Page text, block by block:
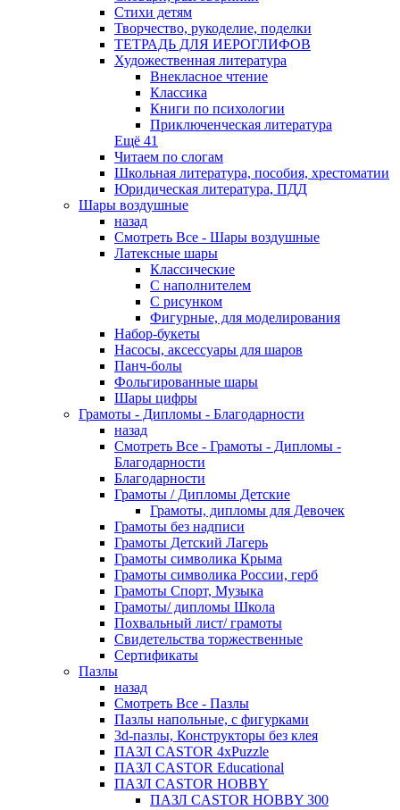
Стихи детям
Творчество, рукоделие, поделки
ТЕТРАДЬ ДЛЯ ИЕРОГЛИФОВ
Художественная литература
Внекласное чтение
Классика
Книги по психологии
Приключенческая литература
Ещё 41
Читаем по слогам
Школьная литература, пособия, хрестоматии
Юридическая литература, ПДД
Шары воздушные
назад
Смотреть Все - Шары воздушные
Латексные шары
Классические
С наполнителем
С рисунком
Фигурные, для моделирования
Набор-букеты
Насосы, аксессуары для шаров
Панч-болы
Фольгированные шары
Шары цифры
Грамоты - Дипломы - Благодарности
назад
Смотреть Все - Грамоты - Дипломы -
Благодарности
Благодарности
Грамоты / Дипломы Детские
Грамоты, дипломы для Девочек
Грамоты без надписи
Грамоты Детский Лагерь
Грамоты символика Крыма
Грамоты символика России, герб
Грамоты Спорт, Музыка
Грамоты/ дипломы Школа
Похвальный лист/ грамоты
Свидетельства торжественные
Сертификаты
Пазлы
назад
Смотреть Все - Пазлы
Пазлы напольные, с фигурками
3d-пазлы, Конструкторы без клея
ПАЗЛ CASTOR 4xPuzzle
ПАЗЛ CASTOR Educational
ПАЗЛ CASTOR HOBBY
ПАЗЛ CASTOR HOBBY 300